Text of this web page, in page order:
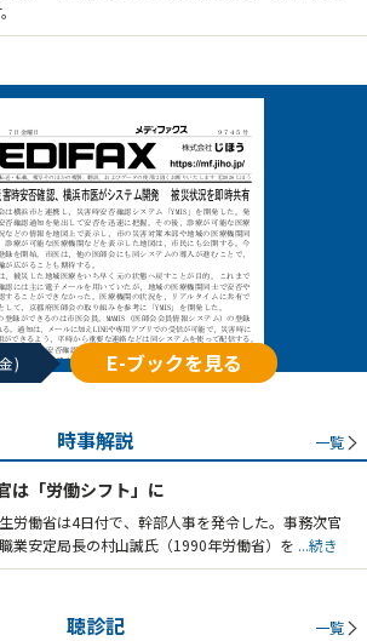
) E-ブックを見る
時事解説 一覧
は「労働シフト」に
労働省は4日付で、幹部人事を発令した。事務次官
業安定局長の村山誠氏（1990年労働省）を ...続き
聴診記 一覧